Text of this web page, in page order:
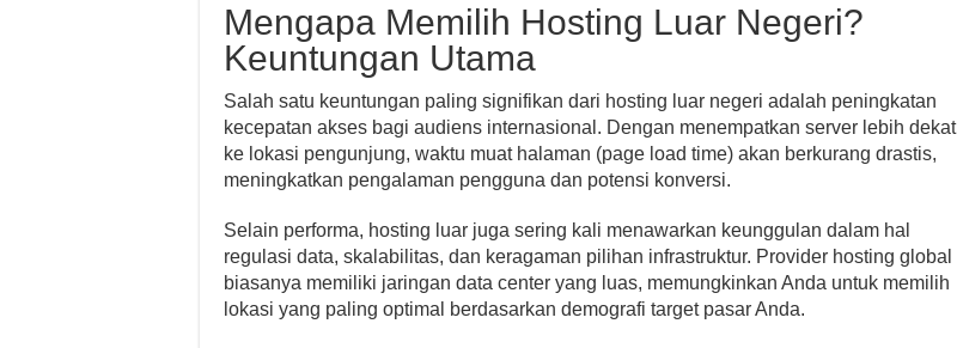
Mengapa Memilih Hosting Luar Negeri?
Keuntungan Utama
Salah satu keuntungan paling signifikan dari hosting luar negeri adalah peningkatan
kecepatan akses bagi audiens internasional. Dengan menempatkan server lebih dekat
ke lokasi pengunjung, waktu muat halaman (page load time) akan berkurang drastis,
meningkatkan pengalaman pengguna dan potensi konversi.
Selain performa, hosting luar juga sering kali menawarkan keunggulan dalam hal
regulasi data, skalabilitas, dan keragaman pilihan infrastruktur. Provider hosting global
biasanya memiliki jaringan data center yang luas, memungkinkan Anda untuk memilih
lokasi yang paling optimal berdasarkan demografi target pasar Anda.